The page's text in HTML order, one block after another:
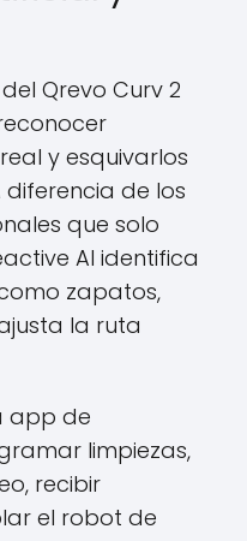
del Qrevo Curv 2
y esquivarlos
de los
que solo
AI identifica
zapatos,
la ruta
app de
limpiezas,
recibir
el robot de